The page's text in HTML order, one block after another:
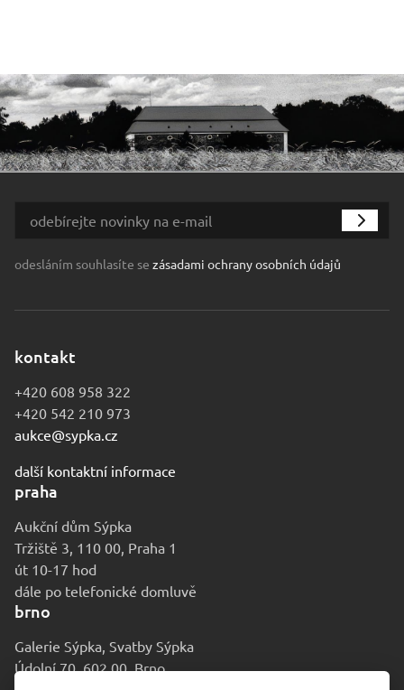
odesláním souhlasíte se zásadami ochrany osobních údajů
kontakt
+420 608 958 322
+420 542 210 973
aukce@sypka.cz
další kontaktní informace
praha
Aukční dům Sýpka
Tržiště 3, 110 00, Praha 1
út 10-17 hod
dále po telefonické domluvě
brno
Galerie Sýpka, Svatby Sýpka
Údolní 70, 602 00, Brno